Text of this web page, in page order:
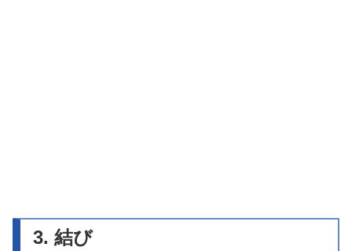
3. 結び